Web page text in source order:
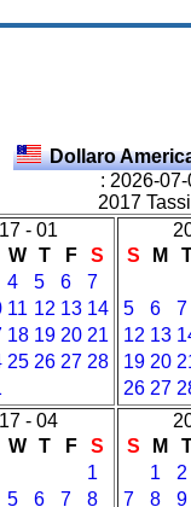
Dollaro
: 2026-
2017
- 01
W T F
S
4 5 6
7
11 12 13 14
18 19 20 21
25 26 27 28
S
M
5 6
7
12 13
19 20
26 27
- 04
W T F
S
1
5 6 7
8
S
M
1
2
7
8
9